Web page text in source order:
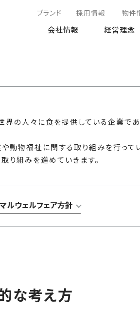
ブランド 採用情報 物件
会社情報 経営理念
界の人々に食を提供している企業で
動物福祉に関する取り組みを行って
り組みを進めていきます。
ルウェルフェア方針
な考え方